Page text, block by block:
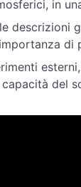
in
descrizioni
del